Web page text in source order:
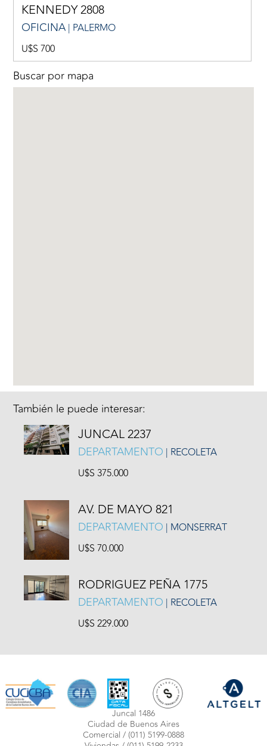
KENNEDY 2808
OFICINA | PALERMO
U$S 700
Buscar por mapa
También le puede interesar:
JUNCAL 2237
DEPARTAMENTO | RECOLETA
U$S 375.000
AV. DE MAYO 821
DEPARTAMENTO | MONSERRAT
U$S 70.000
RODRIGUEZ PEÑA 1775
DEPARTAMENTO | RECOLETA
U$S 229.000
Juncal 1486
Ciudad de Buenos Aires
Comercial /(011) 5199-0888